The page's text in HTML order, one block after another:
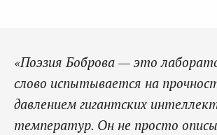
«Поэзия Боброва — это
слово испытывается на
давлением гигантских
температур. Он не просто